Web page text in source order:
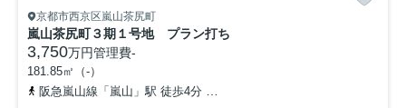
京都市西京区嵐山茶尻町
嵐山茶尻町３期１号地 プラン打ち
3,750万円管理費-
181.85㎡（-）
阪急嵐山線「嵐山」駅 徒歩4分